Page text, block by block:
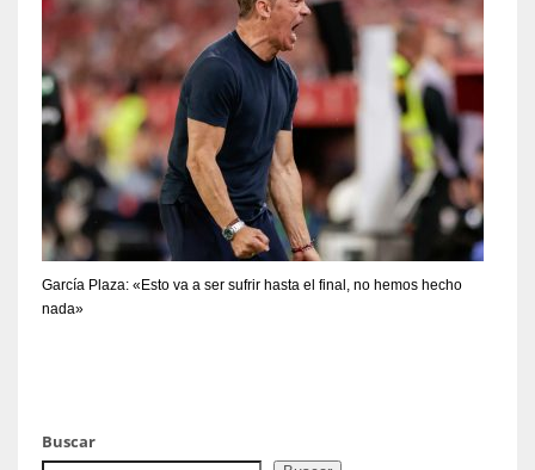
García Plaza: «Esto va a ser sufrir hasta el final, no hemos hecho
nada»
Buscar